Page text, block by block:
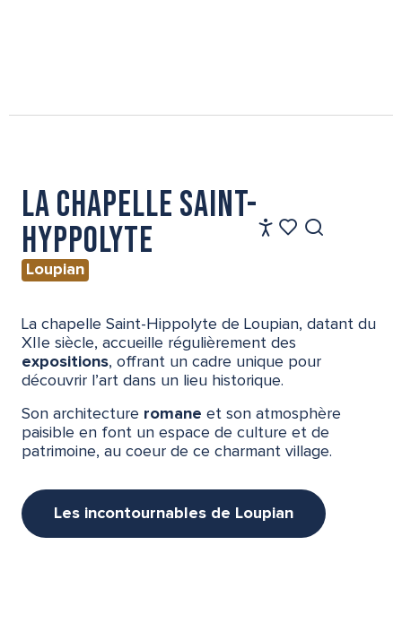
FR
La chapelle Saint-
Hyppolyte
Loupian
La chapelle Saint-Hippolyte de Loupian, datant du
XIIe siècle, accueille régulièrement des
expositions, offrant un cadre unique pour
découvrir l’art dans un lieu historique.
Son architecture romane et son atmosphère
paisible en font un espace de culture et de
patrimoine, au coeur de ce charmant village.
Les incontournables de Loupian